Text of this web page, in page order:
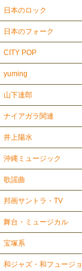
日本のロック
日本のフォーク
CITY POP
yuming
山下達郎
ナイアガラ関連
井上陽水
沖縄ミュージック
歌謡曲
邦画サントラ・TV
舞台・ミュージカル
宝塚系
和ジャズ・和フュージ